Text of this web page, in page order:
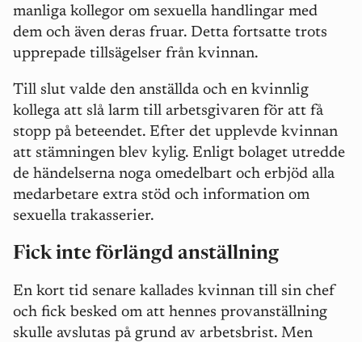
manliga kollegor om sexuella handlingar med
dem och även deras fruar. Detta fortsatte trots
upprepade tillsägelser från kvinnan.
Till slut valde den anställda och en kvinnlig
kollega att slå larm till arbetsgivaren för att få
stopp på beteendet. Efter det upplevde kvinnan
att stämningen blev kylig. Enligt bolaget utredde
de händelserna noga omedelbart och erbjöd alla
medarbetare extra stöd och information om
sexuella trakasserier.
Fick inte förlängd anställning
En kort tid senare kallades kvinnan till sin chef
och fick besked om att hennes provanställning
skulle avslutas på grund av arbetsbrist. Men